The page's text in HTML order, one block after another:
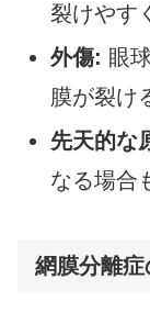
裂けやす
外傷: 眼
膜が裂け
先天的な
なる場合
網膜分離症